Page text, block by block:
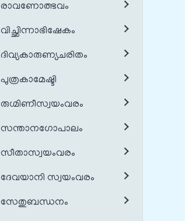
രാവണോത്ഭവം
വിച്ഛിന്നാഭിഷേകം
ദിവ്യകാരുണ്യചരിതം
പുത്രകാമേഷ്ടി
രുഗ്മിണീസ്വയംവരം
സന്താനഗോപാലം
സീതാസ്വയംവരം
ദേവയാനി സ്വയംവരം
സേതുബന്ധനം